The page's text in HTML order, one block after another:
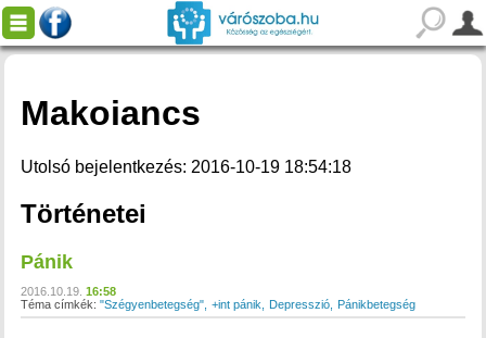
Makoiancs
Utolsó bejelentkezés: 2016-10-19 18:54:18
Történetei
Pánik
2016.10.19. 16:58
Téma címkék: "Szégyenbetegség" +int pánik Depresszió Pánikbetegség